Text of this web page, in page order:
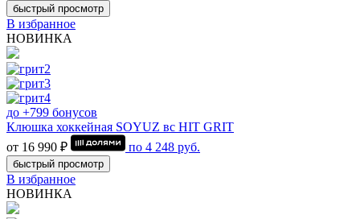
быстрый просмотр
В избранное
НОВИНКА
до +799 бонусов
Клюшка хоккейная SOYUZ вс HIT GRIT
от 16 990 ₽
по 4 248 руб.
быстрый просмотр
В избранное
НОВИНКА